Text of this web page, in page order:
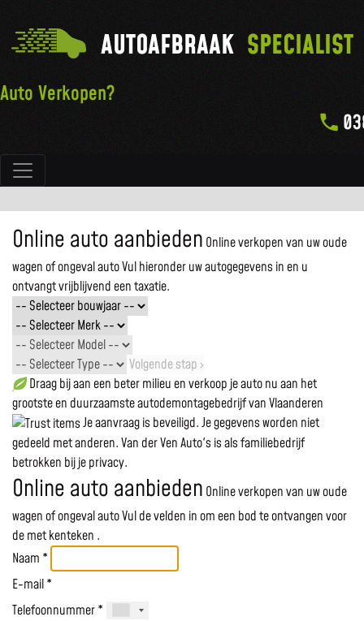
Hoofdnavigatie
AUTOAFBRAAK SPECIALIST
Auto Verkopen?
Online auto aanbieden Online verkopen van uw oude
wagen of ongeval autoVul hieronder uw autogegevens in en u
ontvangt vrijblijvend een taxatie.
Volgende stap ›
Draag bij aan een beter milieu en verkoop je auto nu aan het
grootste en duurzaamste autodemontagebedrijf van Vlaanderen
Je aanvraag is beveiligd. Je gegevens worden niet
gedeeld met anderen. Van der Ven Auto's is als familiebedrijf
betrokken bij je privacy.
Online auto aanbieden Online verkopen van uw oude
wagen of ongeval autoVul de velden in om een bod te ontvangen voor
demet kenteken .
Naam *
E-mail *
Telefoonnummer *